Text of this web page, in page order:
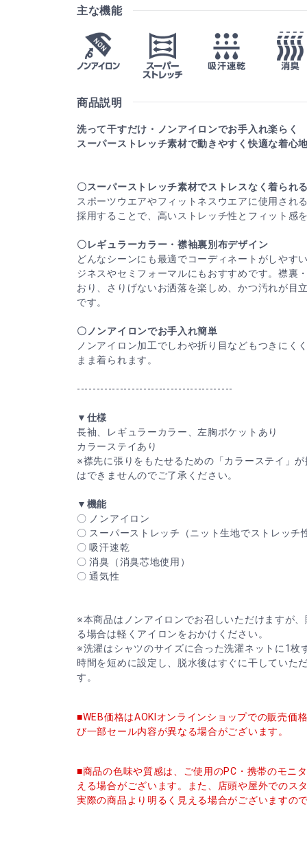
主な機能
商品説明
洗って干すだけ・ノンアイロンでお手入れ楽らく
スーパーストレッチ素材で動きやすく快適な着心
〇スーパーストレッチ素材でストレスなく着られ
スポーツウエアやフィットネスウエアに使用され
採用することで、高いストレッチ性とフィット感
〇レギュラーカラー・襟袖裏別布デザイン
どんなシーンにも最適でコーディネートがしやす
ジネスやセミフォーマルにもおすすめです。襟裏
おり、さりげないお洒落を楽しめ、かつ汚れが目
です。
〇ノンアイロンでお手入れ簡単
ノンアイロン加工でしわや折り目などもつきにく
まま着られます。
----------------------------------------
▼仕様
長袖、レギュラーカラー、左胸ポケットあり
カラーステイあり
※襟先に張りをもたせるための「カラーステイ」
はできませんのでご了承ください。
▼機能
〇 ノンアイロン
〇 スーパーストレッチ（ニット生地でストレッチ
〇 吸汗速乾
〇 消臭（消臭芯地使用）
〇 通気性
※本商品はノンアイロンでお召しいただけますが
る場合は軽くアイロンをおかけください。
※洗濯はシャツのサイズに合った洗濯ネットに1枚
時間を短めに設定し、脱水後はすぐに干していた
す。
■WEB価格はAOKIオンラインショップでの販売価
び一部セール内容が異なる場合がございます。
■商品の色味や質感は、ご使用のPC・携帯のモニ
える場合がございます。また、店頭や屋外でのス
実際の商品より明るく見える場合がございますの